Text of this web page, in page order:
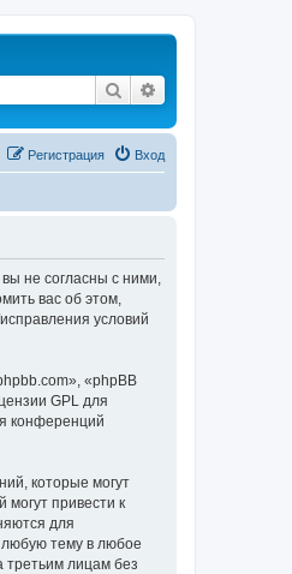
Поиск
Вход
Регистрация
не согласны с ними,
вас об этом,
условий
«phpBB
GPL для
конференций
которые могут
привести к
для
любую тему в любое
третьим лицам без